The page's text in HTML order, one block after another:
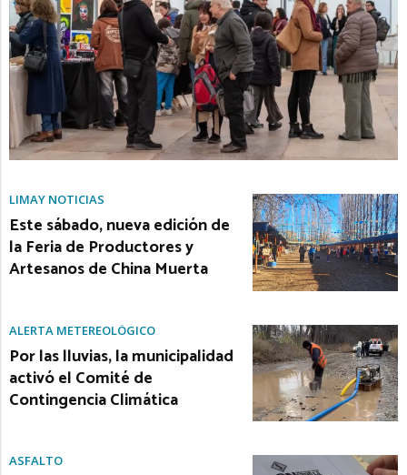
LIMAY NOTICIAS
Este sábado, nueva edición de
la Feria de Productores y
Artesanos de China Muerta
ALERTA METEREOLÓGICO
Por las lluvias, la municipalidad
activó el Comité de
Contingencia Climática
ASFALTO